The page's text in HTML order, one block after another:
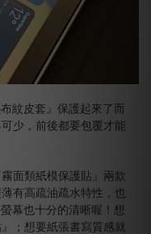
紋皮套』保護起來了而
少，前後都要包覆才能
面類紙模保護貼』兩款
有高疏油疏水特性，也
幕也十分的清晰喔！想
；想要紙張書寫質感就